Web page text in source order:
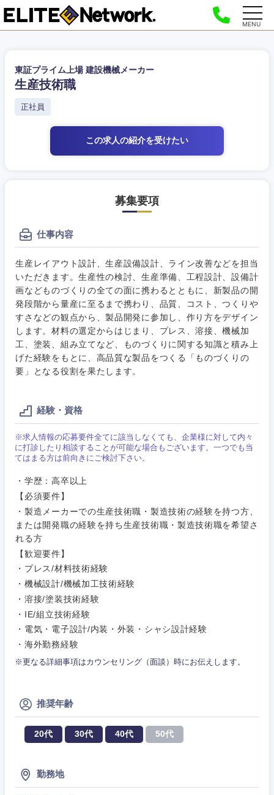
MENU
東証プライム上場 建設機械メーカー
生産技術職
正社員
この求人の紹介を受けたい
募集要項
仕事内容
生産レイアウト設計、生産設備設計、ライン改善などを担当
いただきます。生産性の検討、生産準備、工程設計、設備計
画などものづくりの全ての面に携わるとともに、新製品の開
発段階から量産に至るまで携わり、品質、コスト、つくりや
すさなどの観点から、製品開発に参加し、作り方をデザイン
します。材料の選定からはじまり、プレス、溶接、機械加
工、塗装、組み立てなど、ものづくりに関する知識と積み上
げた経験をもとに、高品質な製品をつくる「ものづくりの
要」となる役割を果たします。
経験・資格
※求人情報の応募要件全てに該当しなくても、企業様に対して内々
に打診したり相談することが可能な場合もございます。一つでも当
てはまる方は前向きにご検討下さい。
・学歴：高卒以上
【必須要件】
・製造メーカーでの生産技術職・製造技術の経験を持つ方、
または開発職の経験を持ち生産技術職・製造技術職を希望さ
れる方
【歓迎要件】
・プレス/材料技術経験
・機械設計/機械加工技術経験
・溶接/塗装技術経験
・IE/組立技術経験
・電気・電子設計/内装・外装・シャシ設計経験
・海外勤務経験
※更なる詳細事項はカウンセリング（面談）時にお伝えします。
推奨年齢
20代 30代 40代 50代
勤務地
ご希望の職種を選択してください
経営企
画・事業
企画
経営ボー
管理
SCM
人事
マーケテ
ィング
営業
サービス
クリエイ
ティブ
コンサル
専門職
技術職
（IT）、
ビス・制
作、ゲー
ム
すべての経営企画・事業企
画
新規事業企画・立上げ
経営企画
その他企画業務
ご希望の職種を選択してください
経営企画・事業企画
経営ボード
SCM
人事
マーケティング
営業
サービス
クリエイティブ
コンサルタント
専門職
技術職（IT）、Webサービス・制作、ゲーム
ご希望の業界を選択してください
商社・卸
エネルギー・資源・環境
電気・電子・半導体
食品・化粧品・アパレル・消費財
メディカル・ヘルスケア・ライフサイエンス
金融
建設・不動産
倉庫・運輸・物流
IT・通信
WEBサービス
ご希望の勤務地を選択してください
北海道・東北地方
北海道 青森県
福島県
ご希望条件を入力ください
希望年収
20代
フリーワード
こだわり条件を入力ください
急募
上場企業
外資系企業 英語を活かす
転勤なし 海外勤務あり
フルリモート
完全週休2日制 社宅・家賃補助有